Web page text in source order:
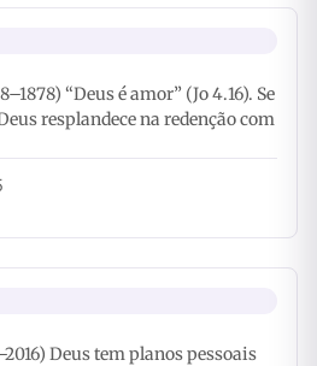
“Deus é amor” (Jo 4.16). Se
resplandece na redenção com
Deus tem planos pessoais